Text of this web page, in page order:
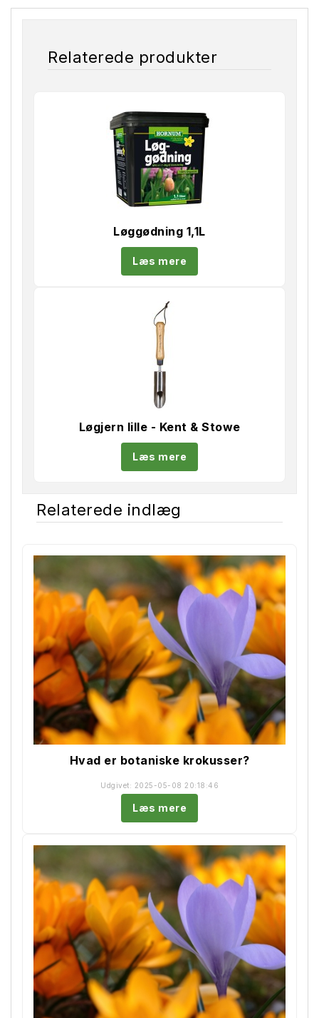
Relaterede produkter
Løggødning 1,1L
Læs mere
Løgjern lille - Kent & Stowe
Læs mere
Relaterede indlæg
Hvad er botaniske krokusser?
Udgivet: 2025-05-08 20:18:46
Læs mere